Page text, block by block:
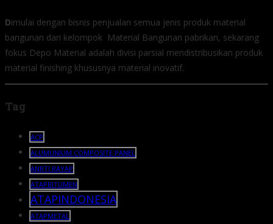
Dimulai dengan bisnis penjualan semua jenis produk material
bangunan dari kelompok Material Bangunan pabrikan, sekarang
fokus Depo Material adalah divisi parsial mendistribusikan produk
material finishing khususnya material inovatif.
Tag
ACP
ALUMUNIUM COMPOSITE PANEL
ANRTI RAYAP
ATAPBITUMEN
ATAPINDONESIA
ATAPMETAL